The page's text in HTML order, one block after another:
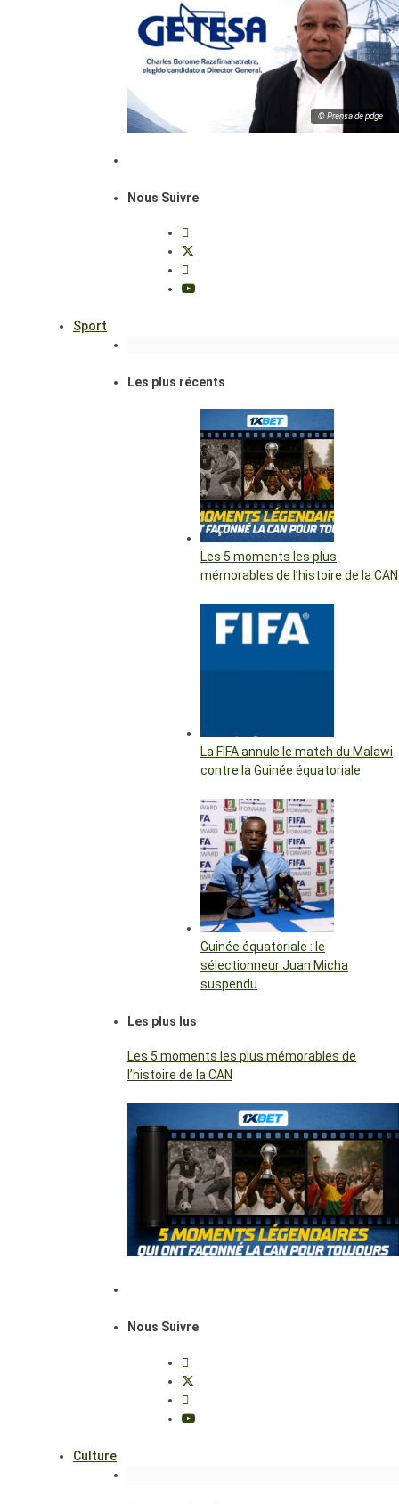
© Prensa de pdge
Nous Suivre
Sport
Les plus récents
Les 5 moments les plus
mémorables de l’histoire de la CAN
La FIFA annule le match du Malawi
contre la Guinée équatoriale
Guinée équatoriale : le
sélectionneur Juan Micha
suspendu
Les plus lus
Les 5 moments les plus mémorables de
l’histoire de la CAN
Nous Suivre
Culture